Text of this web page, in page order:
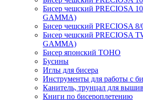
Бисер чешский PRECIOSA
GAMMA)
Бисер чешский PRECIOSA 8/
Бисер чешский PRECIOSA
GAMMA)
Бисер японский TOHO
Бусины
Иглы для бисера
Инструменты для работы с
Канитель, трунцал для
Книги по бисероплетению